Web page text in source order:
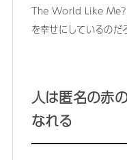
The World Like Me?
を幸せにしているのだ
人は匿名の赤
なれる